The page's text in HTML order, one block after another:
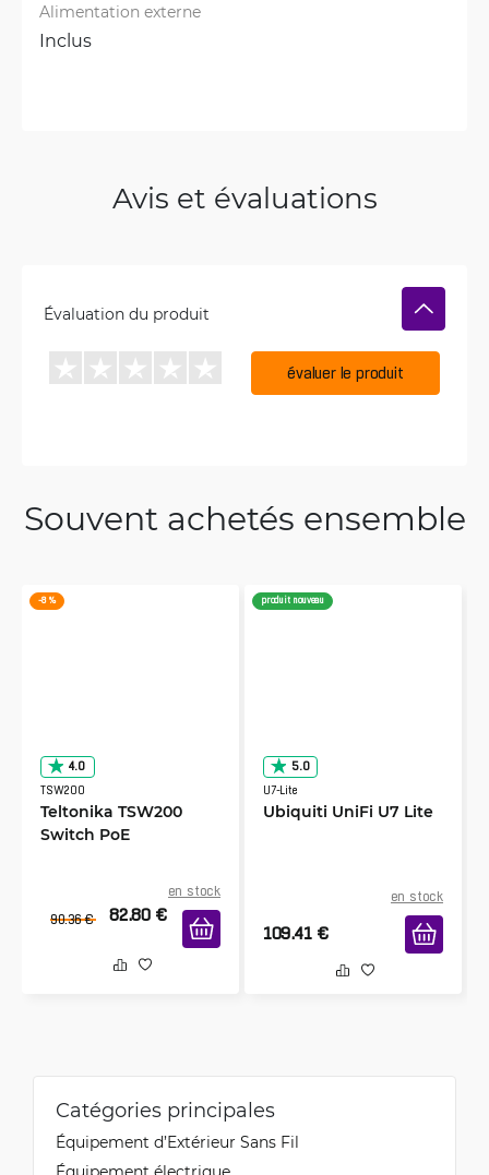
Alimentation externe
Inclus
Avis et évaluations
Évaluation du produit
évaluer le produit
Souvent achetés ensemble
-8 %
4.0
TSW200
Teltonika TSW200
Switch PoE
en stock
90.36 € 82.80 €
produit nouveau
5.0
U7-Lite
Ubiquiti UniFi U7 Lite
en stock
109.41 €
Catégories principales
Équipement d’Extérieur Sans Fil